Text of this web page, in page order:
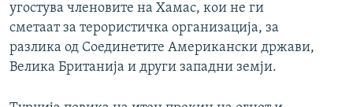
угостува членовите на Хамас, кои не ги
сметаат за терористичка организација, за
разлика од Соединетите Американски држави,
Велика Британија и други западни земји.